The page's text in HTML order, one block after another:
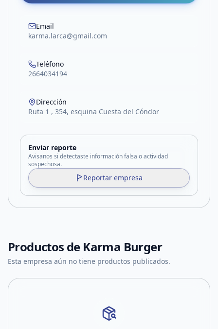
Email
karma.larca@gmail.com
Teléfono
2664034194
Dirección
Ruta 1 , 354, esquina Cuesta del Cóndor
Enviar reporte
Avisanos si detectaste información falsa o actividad
sospechosa.
Reportar empresa
Productos de Karma Burger
Esta empresa aún no tiene productos publicados.